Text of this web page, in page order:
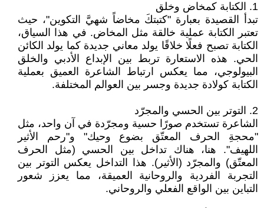
1. الكتابة كمخاض وخلق
تبدأ القصيدة بعبارة "كتبتكَ مخاضاً شهيَّ التكوين"، حيث
تعتبر الكتابة عملية خالقة مثل المخاض. في هذا السياق،
الكتابة تصبح فعلًا خلاقًا يولد معاني جديدة كما يولد الكائن
الحي. هذه الاستعارة تربط بين الإبداع الأدبي والخلق
البيولوجي، مما يعكس ارتباط الشاعرة العميق بعملية
الكتابة كولادة جديدة وجسر بين العوالم المختلفة.
2. التوتر بين الحسي والمجرّد
الشاعرة تستخدم صورًا حسية ومجرّدة في آن واحد، مثل
"محجةِ الحرف المعتّق بضوع وحيك" و"رحم الأثير
اللهيف". هنا، هناك تداخل بين الحسي (مثل الحرف
المعتّق) والمجرّد (الأثير). هذا التداخل يعكس التوتر بين
التجربة الفردية والروحانية العميقة، مما يعزز شعور
التباين بين الواقع الفعلي والروحاني.